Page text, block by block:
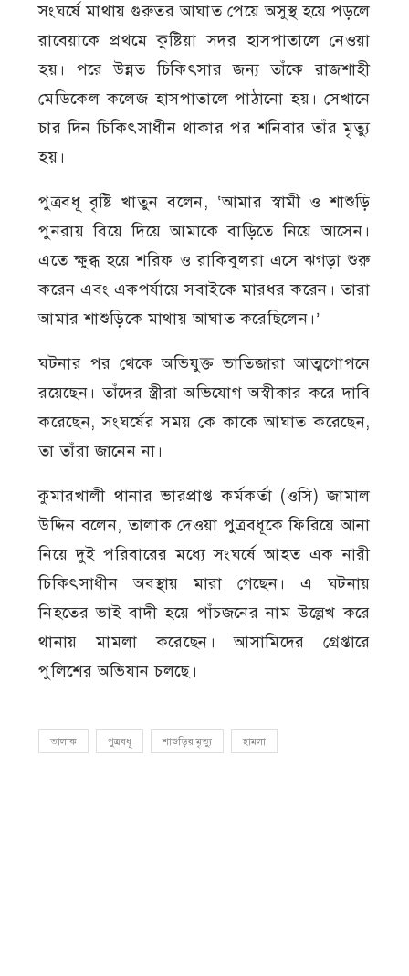
সংঘর্ষে মাথায় গুরুতর আঘাত পেয়ে অসুস্থ হয়ে পড়লে
রাবেয়াকে প্রথমে কুষ্টিয়া সদর হাসপাতালে নেওয়া
হয়। পরে উন্নত চিকিৎসার জন্য তাঁকে রাজশাহী
মেডিকেল কলেজ হাসপাতালে পাঠানো হয়। সেখানে
চার দিন চিকিৎসাধীন থাকার পর শনিবার তাঁর মৃত্যু
হয়।
পুত্রবধূ বৃষ্টি খাতুন বলেন, ‘আমার স্বামী ও শাশুড়ি
পুনরায় বিয়ে দিয়ে আমাকে বাড়িতে নিয়ে আসেন।
এতে ক্ষুব্ধ হয়ে শরিফ ও রাকিবুলরা এসে ঝগড়া শুরু
করেন এবং একপর্যায়ে সবাইকে মারধর করেন। তারা
আমার শাশুড়িকে মাথায় আঘাত করেছিলেন।’
ঘটনার পর থেকে অভিযুক্ত ভাতিজারা আত্মগোপনে
রয়েছেন। তাঁদের স্ত্রীরা অভিযোগ অস্বীকার করে দাবি
করেছেন, সংঘর্ষের সময় কে কাকে আঘাত করেছেন,
তা তাঁরা জানেন না।
কুমারখালী থানার ভারপ্রাপ্ত কর্মকর্তা (ওসি) জামাল
উদ্দিন বলেন, তালাক দেওয়া পুত্রবধূকে ফিরিয়ে আনা
নিয়ে দুই পরিবারের মধ্যে সংঘর্ষে আহত এক নারী
চিকিৎসাধীন অবস্থায় মারা গেছেন। এ ঘটনায়
নিহতের ভাই বাদী হয়ে পাঁচজনের নাম উল্লেখ করে
থানায় মামলা করেছেন। আসামিদের গ্রেপ্তারে
পুলিশের অভিযান চলছে।
তালাক পুত্রবধূ শাশুড়ির মৃত্যু হামলা